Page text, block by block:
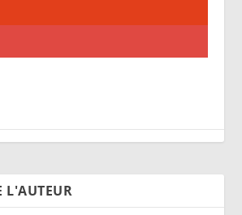
L'AUTEUR